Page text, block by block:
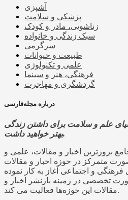
آشپزی
پزشکی و سلامت
زناشویی، مادر و کودک
سبک زندگی و خانواده
سرگرمی
طبیعت و حیوانات
علمی و تکنولوژی
فرهنگی، هنر و سینما
گردشگری و مهاجرت
درباره مجله‌فارسی
علم و سلامت برای داشتن زندگی
بهتر خواهید داشت.
بروزترین اخبار و مقالات، علمی و
از سال ۱۳۹۵ به صورت متمرکز در حوزه اخبار و مقالات
و اجتماعی آغاز به کار نموده
تخصصی در زمینه بازنشر اخبار و
مقالات این حوزه‌ها فعالیت می کند.